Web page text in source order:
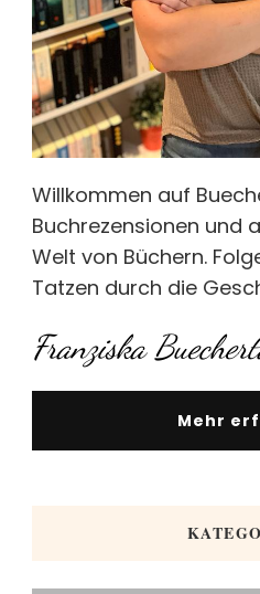
Willkommen auf
Buchrezensionen und
Welt von Büchern.
Tatzen durch die
Franziska
Mehr